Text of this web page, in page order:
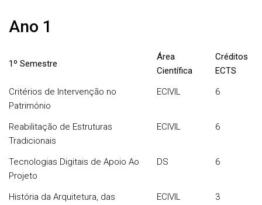
Ano 1
1º Semestre
Área
Científica
Créditos
ECTS
Critérios de Intervenção no
Património
ECIVIL 6
Reabilitação de Estruturas
Tradicionais
ECIVIL 6
Tecnologias Digitais de Apoio Ao
Projeto
DS 6
História da Arquitetura, das
ECIVIL 3